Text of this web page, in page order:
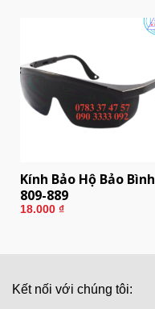
Kính Bảo Hộ Bảo Bình
809-889
18.000 ₫
Kết nối với chúng tôi: